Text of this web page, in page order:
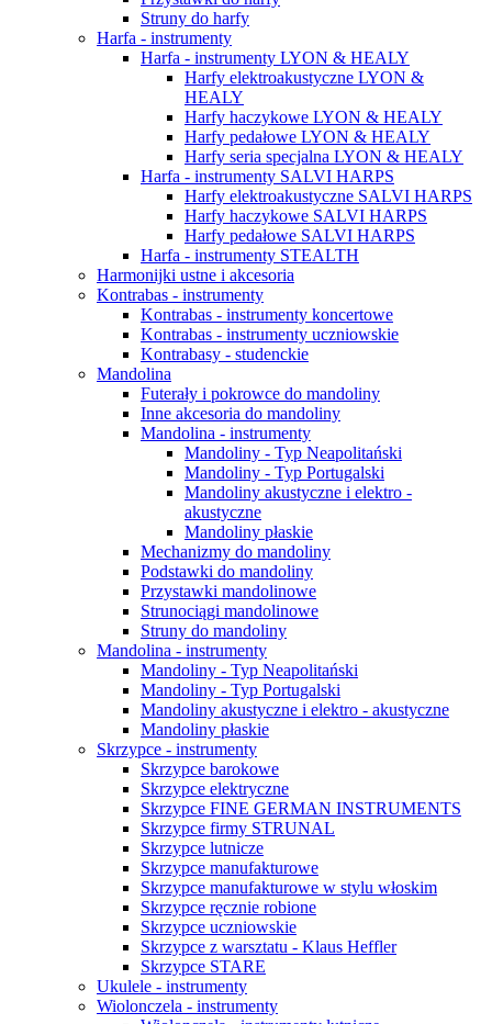
Struny do harfy
Harfa - instrumenty
Harfa - instrumenty LYON & HEALY
Harfy elektroakustyczne LYON &
HEALY
Harfy haczykowe LYON & HEALY
Harfy pedałowe LYON & HEALY
Harfy seria specjalna LYON & HEALY
Harfa - instrumenty SALVI HARPS
Harfy elektroakustyczne SALVI HARPS
Harfy haczykowe SALVI HARPS
Harfy pedałowe SALVI HARPS
Harfa - instrumenty STEALTH
Harmonijki ustne i akcesoria
Kontrabas - instrumenty
Kontrabas - instrumenty koncertowe
Kontrabas - instrumenty uczniowskie
Kontrabasy - studenckie
Mandolina
Futerały i pokrowce do mandoliny
Inne akcesoria do mandoliny
Mandolina - instrumenty
Mandoliny - Typ Neapolitański
Mandoliny - Typ Portugalski
Mandoliny akustyczne i elektro -
akustyczne
Mandoliny płaskie
Mechanizmy do mandoliny
Podstawki do mandoliny
Przystawki mandolinowe
Strunociągi mandolinowe
Struny do mandoliny
Mandolina - instrumenty
Mandoliny - Typ Neapolitański
Mandoliny - Typ Portugalski
Mandoliny akustyczne i elektro - akustyczne
Mandoliny płaskie
Skrzypce - instrumenty
Skrzypce barokowe
Skrzypce elektryczne
Skrzypce FINE GERMAN INSTRUMENTS
Skrzypce firmy STRUNAL
Skrzypce lutnicze
Skrzypce manufakturowe
Skrzypce manufakturowe w stylu włoskim
Skrzypce ręcznie robione
Skrzypce uczniowskie
Skrzypce z warsztatu - Klaus Heffler
Skrzypce STARE
Ukulele - instrumenty
Wiolonczela - instrumenty